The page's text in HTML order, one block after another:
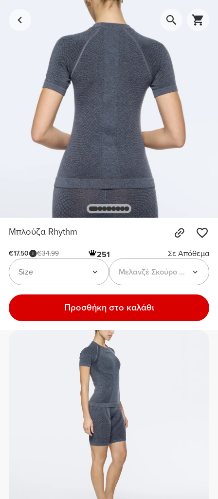
Μπλούζα Rhythm
€17.50 €34.99 251
Σε Απόθεμα
Μελανζέ Σκούρο Μπλε
Size
Προσθήκη στο καλάθι